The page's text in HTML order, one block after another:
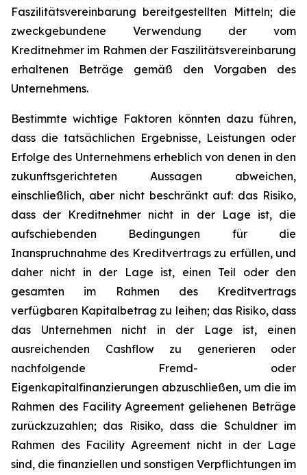
Faszilitätsvereinbarung bereitgestellten Mitteln; die
zweckgebundene Verwendung der vom
Kreditnehmer im Rahmen der Faszilitätsvereinbarung
erhaltenen Beträge gemäß den Vorgaben des
Unternehmens.
Bestimmte wichtige Faktoren könnten dazu führen,
dass die tatsächlichen Ergebnisse, Leistungen oder
Erfolge des Unternehmens erheblich von denen in den
zukunftsgerichteten Aussagen abweichen,
einschließlich, aber nicht beschränkt auf: das Risiko,
dass der Kreditnehmer nicht in der Lage ist, die
aufschiebenden Bedingungen für die
Inanspruchnahme des Kreditvertrags zu erfüllen, und
daher nicht in der Lage ist, einen Teil oder den
gesamten im Rahmen des Kreditvertrags
verfügbaren Kapitalbetrag zu leihen; das Risiko, dass
das Unternehmen nicht in der Lage ist, einen
ausreichenden Cashflow zu generieren oder
nachfolgende Fremd- oder
Eigenkapitalfinanzierungen abzuschließen, um die im
Rahmen des Facility Agreement geliehenen Beträge
zurückzuzahlen; das Risiko, dass die Schuldner im
Rahmen des Facility Agreement nicht in der Lage
sind, die finanziellen und sonstigen Verpflichtungen im